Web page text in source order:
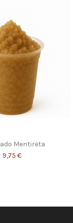
Mentireta
9,75 €